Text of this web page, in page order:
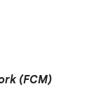
(FCM)